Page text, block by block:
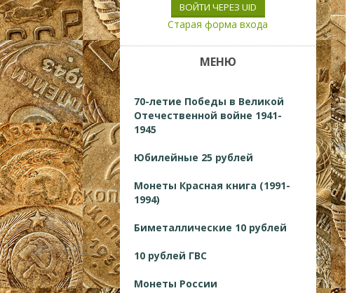
ВОЙТИ ЧЕРЕЗ UID
Старая форма входа
МЕНЮ
70-летие Победы в Великой
Отечественной войне 1941-
1945
Юбилейные 25 рублей
Монеты Красная книга (1991-
1994)
Биметаллические 10 рублей
10 рублей ГВС
Монеты России